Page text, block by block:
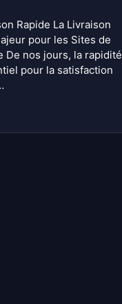
Rapide La Livraison
pour les Sites de
De nos jours, la rapidité
pour la satisfaction